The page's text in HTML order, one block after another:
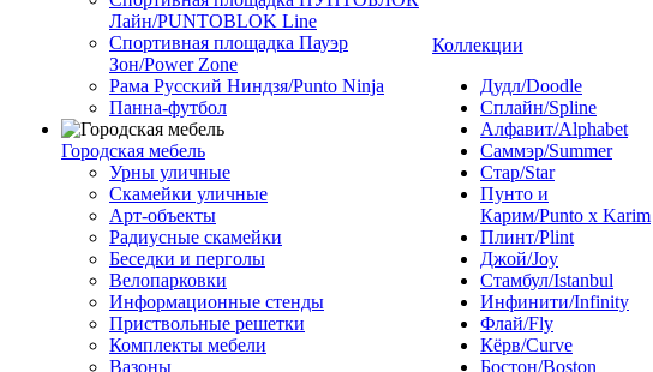
Лайн/PUNTOBLOK Line
Спортивная площадка Пауэр
Зон/Power Zone
Рама Русский Ниндзя/Punto Ninja
Панна-футбол
Городская мебель
Урны уличные
Скамейки уличные
Арт-объекты
Радиусные скамейки
Беседки и перголы
Велопарковки
Информационные стенды
Приствольные решетки
Комплекты мебели
Вазоны
Коллекции
Дудл/Doodle
Сплайн/Spline
Алфавит/Alphabet
Саммэр/Summer
Стар/Star
Пунто и
Карим/Punto x Karim
Плинт/Plint
Джой/Joy
Стамбул/Istanbul
Инфинити/Infinity
Флай/Fly
Кёрв/Curve
Бостон/Boston